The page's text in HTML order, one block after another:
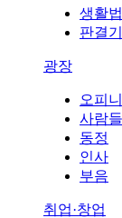
생활
판결
광장
오피
사람들
동정
인사
부음
취업·창업